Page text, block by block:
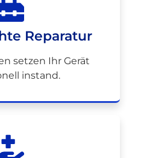
Reparatur
setzen Ihr Gerät
instand.